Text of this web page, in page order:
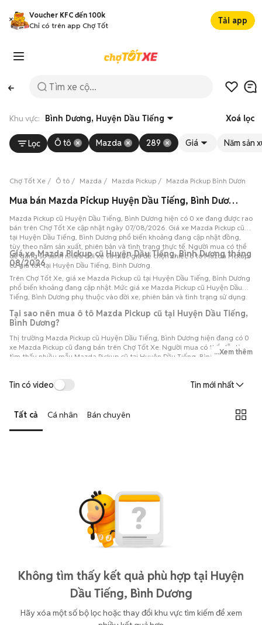
Voucher KFC đến 100k
Chỉ có trên app Chợ Tốt
Tải app
Khu vực: Bình Dương, Huyện Dầu Tiếng Xoá lọc
Lọc Ô tô Mazda 289 Giá Năm sản
Chợ Tốt Xe Ô tô Mazda Mazda Pickup Mazda Pickup Bình Dương
Mua bán Mazda Pickup Huyện Dầu Tiếng, Bình Dương, 0 xe 07/08/2026
Mazda Pickup cũ Huyện Dầu Tiếng, Bình Dương hiện có 0 xe đang được rao
bán trên Chợ Tốt Xe cập nhật ngày 07/08/2026. Giá xe Mazda Pickup cũ
tại Huyện Dầu Tiếng, Bình Dương phổ biến khoảng đang cập nhật đồng,
tùy theo năm sản xuất, phiên bản và tình trạng thực tế. Người mua có thể
dễ dàng so sánh nhiều đời xe và mức giá để chọn chiếc ô tô Mazda Pickup
cũ giá tốt tại Huyện Dầu Tiếng, Bình Dương.
Giá xe Mazda Pickup cũ Huyện Dầu Tiếng, Bình Dương tháng
08/2026
Trên Chợ Tốt Xe, giá xe Mazda Pickup cũ tại Huyện Dầu Tiếng, Bình Dương
phổ biến khoảng đang cập nhật. Mức giá xe Mazda Pickup cũ Huyện Dầu
Tiếng, Bình Dương phụ thuộc vào đời xe, phiên bản và tình trạng sử dụng.
Tại sao nên mua ô tô Mazda Pickup cũ tại Huyện Dầu Tiếng,
Bình Dương?
Thị trường Mazda Pickup cũ Huyện Dầu Tiếng, Bình Dương hiện đang có 0
xe Mazda Pickup cũ đang bán trên Chợ Tốt Xe. Người mua có thể dễ dàng
tìm thấy nhiều mẫu Mazda Pickup cũ tại Huyện Dầu Tiếng, Bình Dương với
...Xem thêm
Tin có video Tin mới nhất
Tất cả Cá nhân Bán chuyên
Không tìm thấy kết quả phù hợp tại Huyện
Dầu Tiếng, Bình Dương
Hãy xóa một số bộ lọc hoặc thay đổi khu vực tìm kiếm để xem